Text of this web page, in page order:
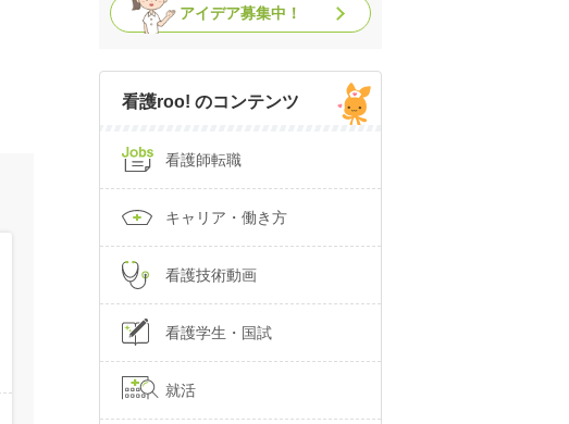
アイデア募集中！
看護roo! のコンテンツ
看護師転職
キャリア・働き方
看護技術動画
看護学生・国試
就活